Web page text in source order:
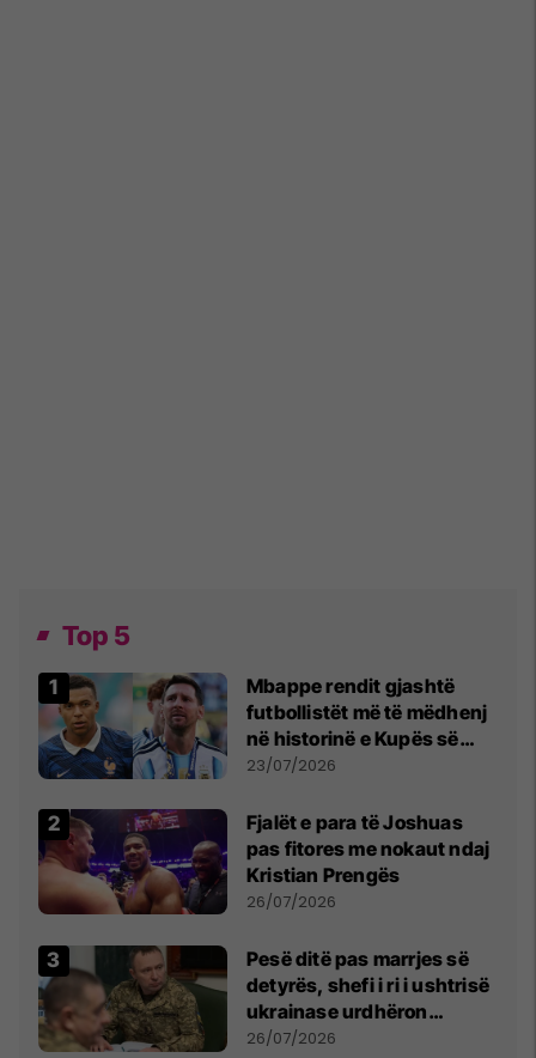
Top 5
Mbappe rendit gjashtë
futbollistët më të mëdhenj
në historinë e Kupës së
Botës, Messi mbetet i dyti
23/07/2026
Fjalët e para të Joshuas
pas fitores me nokaut ndaj
Kristian Prengës
26/07/2026
Pesë ditë pas marrjes së
detyrës, shefi i ri i ushtrisë
ukrainase urdhëron
kontroll të madh
26/07/2026